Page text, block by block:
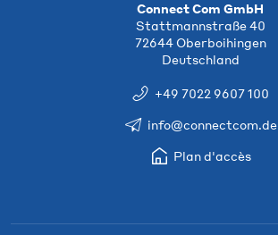
Connect Com GmbH
Stattmannstraße 40
72644 Oberboihingen
Deutschland
+49 7022 9607 100
info@connectcom.de
Plan d'accès